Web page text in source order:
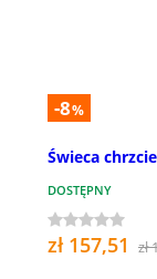
-8%
Świeca
DOSTĘPNY
zł 157,51 zł